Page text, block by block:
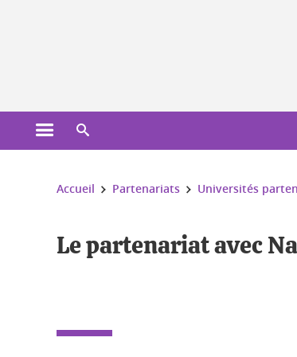
Ouvrir le menu principal
Vous êtes ici :
Accueil Partenariats Universités
Le partenariat avec